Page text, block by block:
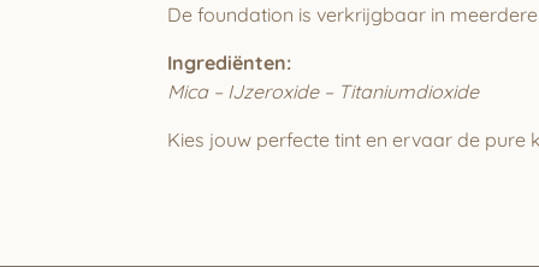
De foundation is verkrijgbaar in
Ingrediënten:
Mica – IJzeroxide – Titaniumdioxide
Kies jouw perfecte tint en ervaar de pure